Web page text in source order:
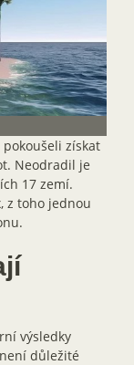
získat
Neodradil je
17 zemí.
z toho jednou
výsledky
důležité